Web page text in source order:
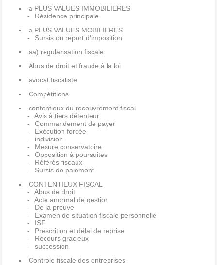
a PLUS VALUES IMMOBILIERES
Résidence principale
a PLUS VALUES MOBILIERES
Sursis ou report d'imposition
aa) regularisation fiscale
Abus de droit et fraude à la loi
avocat fiscaliste
Compétitions
contentieux du recouvrement fiscal
Avis à tiers détenteur
Commandement de payer
Exécution forcée
indivision
Mesure conservatoire
Opposition à poursuites
Référés fiscaux
Sursis de paiement
CONTENTIEUX FISCAL
Abus de droit
Acte anormal de gestion
De la preuve
Examen de situation fiscale personnelle
ISF
Prescrition et délai de reprise
Recours gracieux
succession
Controle fiscale des entreprises